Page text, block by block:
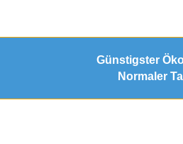
Günstigster
Normaler